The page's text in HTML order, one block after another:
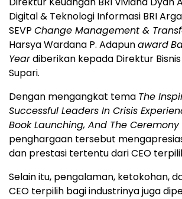
Digital & Teknologi Informasi BRI
SEVP Change Management &
Harsya Wardana P. Adapunaward
Yeardiberikan kepada Direktur Bisnis
Supari.
Dengan mengangkat tema The
Successful Leaders In Crisis
Book Launching, And The
penghargaan tersebut
dan prestasi tertentu dari CEO
Selain itu, pengalaman, ketokohan,
CEO terpilih bagi industrinya juga